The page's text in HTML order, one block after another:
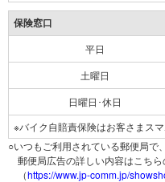
保険窓口
平日
土曜日
日曜日･休日
※バイク自賠責保険はお客さまス
○いつもご利用されている郵便局で
郵便局広告の詳しい内容はこちら
（https://www.jp-comm.jp/